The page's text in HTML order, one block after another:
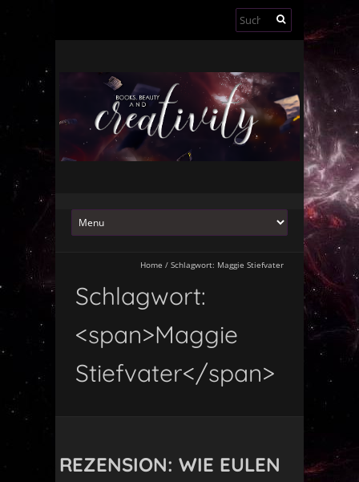
Suchen
nach:
Home / Schlagwort: Maggie Stiefvater
Schlagwort:
<span>Maggie
Stiefvater</span>
REZENSION: WIE EULEN